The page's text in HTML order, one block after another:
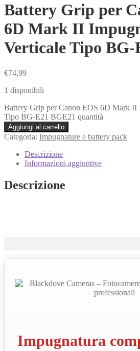
Battery Grip per
6D Mark II
Verticale Tipo BG-
€74,99
1 disponibili
Battery Grip per Canon EOS 6D Mark II
Tipo BG-E21 BGE21 quantità
Aggiungi al carrello
Categoria: Impugnature e battery pack
Descrizione
Informazioni aggiuntive
Descrizione
Impugnatura